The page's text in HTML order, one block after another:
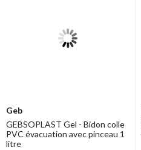
Geb
GEBSOPLAST Gel - Bidon colle
PVC évacuation avec pinceau 1
litre